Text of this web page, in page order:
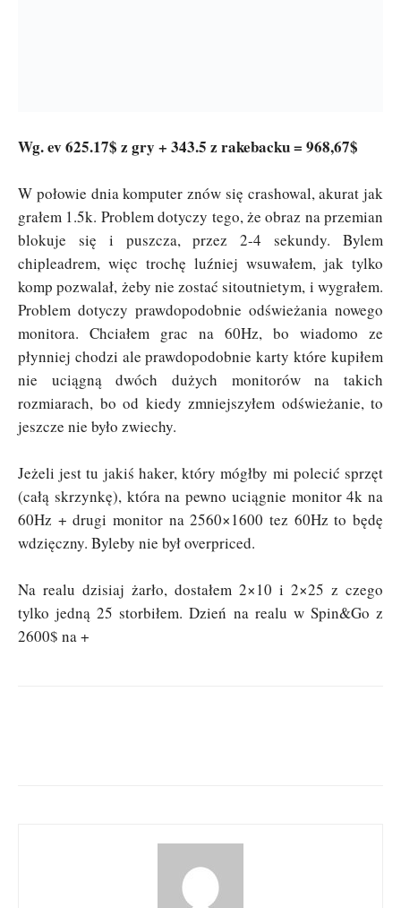
Wg. ev 625.17$ z gry + 343.5 z rakebacku = 968,67$
W połowie dnia komputer znów się crashowal, akurat jak
grałem 1.5k. Problem dotyczy tego, że obraz na przemian
blokuje się i puszcza, przez 2-4 sekundy. Bylem
chipleadrem, więc trochę luźniej wsuwałem, jak tylko
komp pozwalał, żeby nie zostać sitoutnietym, i wygrałem.
Problem dotyczy prawdopodobnie odświeżania nowego
monitora. Chciałem grac na 60Hz, bo wiadomo ze
płynniej chodzi ale prawdopodobnie karty które kupiłem
nie uciągną dwóch dużych monitorów na takich
rozmiarach, bo od kiedy zmniejszyłem odświeżanie, to
jeszcze nie było zwiechy.
Jeżeli jest tu jakiś haker, który mógłby mi polecić sprzęt
(całą skrzynkę), która na pewno uciągnie monitor 4k na
60Hz + drugi monitor na 2560×1600 tez 60Hz to będę
wdzięczny. Byleby nie był overpriced.
Na realu dzisiaj żarło, dostałem 2×10 i 2×25 z czego
tylko jedną 25 storbiłem. Dzień na realu w Spin&Go z
2600$ na +